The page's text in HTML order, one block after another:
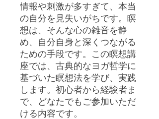
情報や刺激が多すぎて、本当
の自分を見失いがちです。瞑
想は、そんな心の雑音を静
め、自分自身と深くつながる
ための手段です。この瞑想講
座では、古典的なヨガ哲学に
基づいた瞑想法を学び、実践
します。初心者から経験者ま
で、どなたでもご参加いただ
ける内容です。